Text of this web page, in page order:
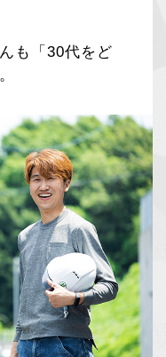
も「30代をど